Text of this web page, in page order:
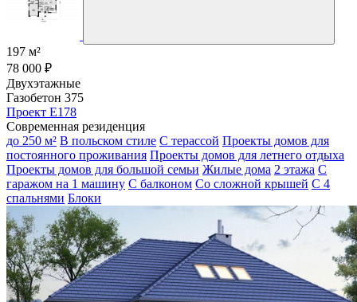
197 м²
78 000 ₽
Двухэтажные
Газобетон 375
Проект E178
Современная резиденция
до 250 м² В польском стиле С терассой Проекты домов для
постоянного проживания Проекты домов для летнего отдыха
Проекты домов для большой семьи Жилые дома 2 этажа С
гаражом на 1 машину С балконом Со сложной крышей С 4
спальнями Блоки